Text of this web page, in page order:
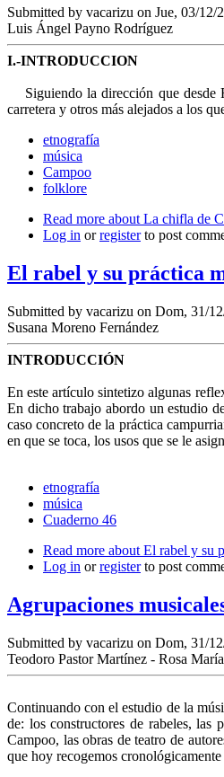
Submitted by vacarizu on Jue, 03/12/
Luis Ángel Payno Rodríguez
I.-INTRODUCCION
Siguiendo la dirección que desde
carretera y otros más alejados a los
etnografía
música
Campoo
folklore
Read more about La chifla de
Log in orregisterto post
El rabel y su práctica
Submitted by vacarizu on Dom, 31/
Susana Moreno Fernández
INTRODUCCIÓN
En este artículo sintetizo algunas
En di­cho trabajo abordo un estudio
caso concreto de la práctica
en que se toca, los usos que se le
etnografía
música
Cuaderno 46
Read more about El rabel y su
Log in orregisterto post
Agrupaciones
Submitted by vacarizu on Dom, 31/
Teodoro Pastor Martínez - Rosa
Continuando con el estudio de la
de: los constructores de rabeles, las
Campoo, las obras de teatro de
que hoy recogemos cronológicamente